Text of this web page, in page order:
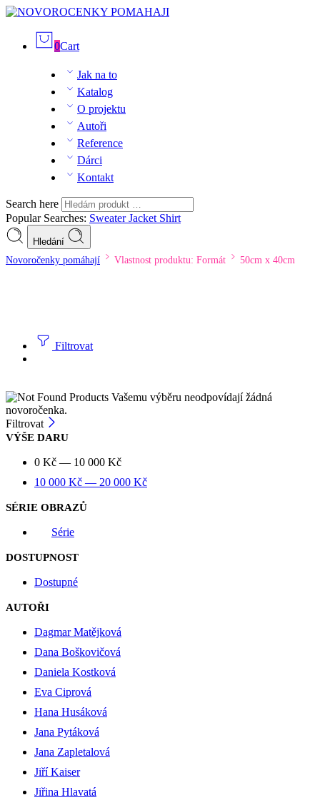
0Cart
Jak na to
Katalog
O projektu
Autoři
Reference
Dárci
Kontakt
Search here
Popular Searches: SweaterJacket Shirt
Hledání
Novoročenky pomáhají Vlastnost produktu: Formát 50cm x 40cm
Filtrovat
Vašemu výběru neodpovídají žádná
novoročenka.
Filtrovat
VÝŠE DARU
0 Kč — 10 000 Kč
10 000 Kč — 20 000 Kč
SÉRIE OBRAZŮ
Série
DOSTUPNOST
Dostupné
AUTOŘI
Dagmar Matějková
Dana Boškovičová
Daniela Kostková
Eva Ciprová
Hana Husáková
Jana Pytáková
Jana Zapletalová
Jiří Kaiser
Jiřina Hlavatá